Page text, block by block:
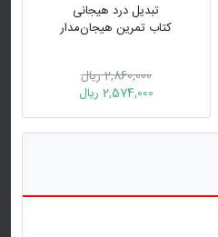
تبدیل درد هیجانی
کتاب تمرین هیجان‌مدار
2,860,000 ریال
2,574,000 ریال